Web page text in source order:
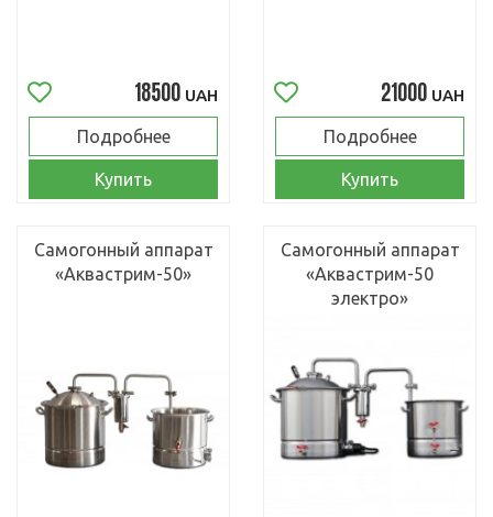
18500 UAH
Подробнее
Купить
21000 UAH
Подробнее
Купить
Самогонный аппарат
«Аквастрим-50»
Самогонный аппарат
«Аквастрим-50
электро»